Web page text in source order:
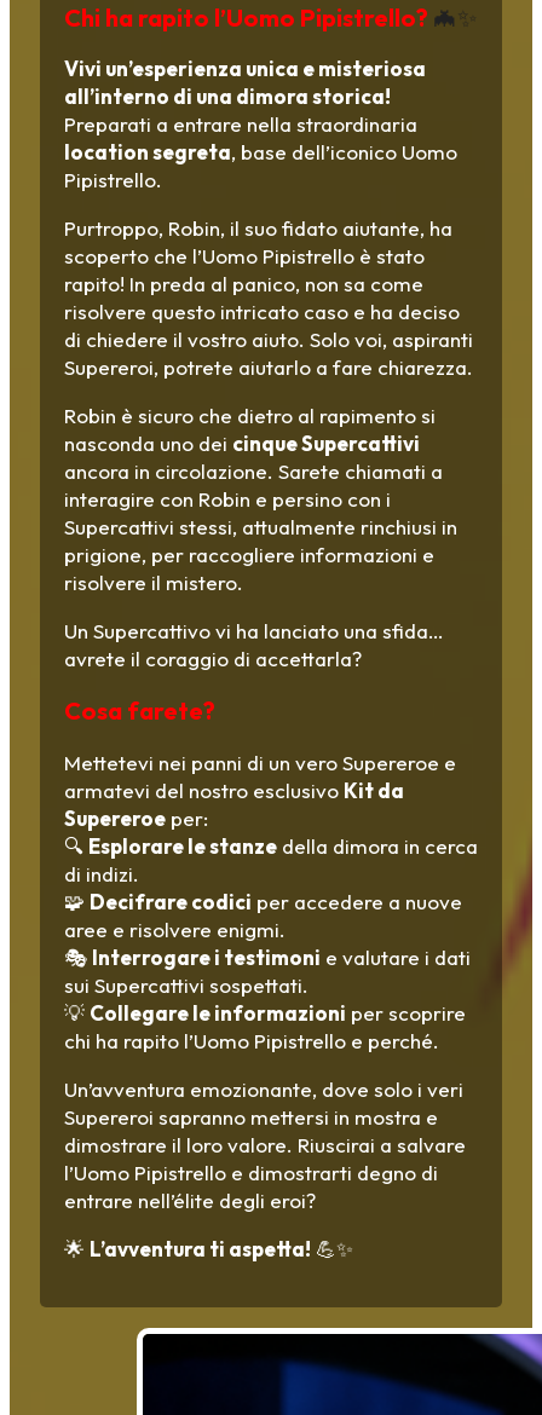
Chi ha rapito l’Uomo Pipistrello? 🦇✨
Vivi un’esperienza unica e misteriosa
all’interno di una dimora storica!
Preparati a entrare nella straordinaria
location segreta, base dell’iconico Uomo
Pipistrello.
Purtroppo, Robin, il suo fidato aiutante, ha
scoperto che l’Uomo Pipistrello è stato
rapito! In preda al panico, non sa come
risolvere questo intricato caso e ha deciso
di chiedere il vostro aiuto. Solo voi, aspiranti
Supereroi, potrete aiutarlo a fare chiarezza.
Robin è sicuro che dietro al rapimento si
nasconda uno dei cinque Supercattivi
ancora in circolazione. Sarete chiamati a
interagire con Robin e persino con i
Supercattivi stessi, attualmente rinchiusi in
prigione, per raccogliere informazioni e
risolvere il mistero.
Un Supercattivo vi ha lanciato una sfida…
avrete il coraggio di accettarla?
Cosa farete?
Mettetevi nei panni di un vero Supereroe e
armatevi del nostro esclusivo Kit da
Supereroe per:
🔍 Esplorare le stanze della dimora in cerca
di indizi.
🧩 Decifrare codici per accedere a nuove
aree e risolvere enigmi.
🎭 Interrogare i testimoni e valutare i dati
sui Supercattivi sospettati.
💡 Collegare le informazioni per scoprire
chi ha rapito l’Uomo Pipistrello e perché.
Un’avventura emozionante, dove solo i veri
Supereroi sapranno mettersi in mostra e
dimostrare il loro valore. Riuscirai a salvare
l’Uomo Pipistrello e dimostrarti degno di
entrare nell’élite degli eroi?
🌟 L’avventura ti aspetta! 💪✨